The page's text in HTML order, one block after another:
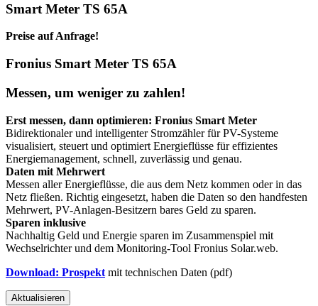
Smart Meter TS 65A
Preise auf Anfrage!
Fronius Smart Meter TS 65A
Messen, um weniger zu zahlen!
Erst messen, dann optimieren: Fronius Smart Meter
Bidirektionaler und intelligenter Stromzähler für PV-Systeme
visualisiert, steuert und optimiert Energieflüsse für effizientes
Energiemanagement, schnell, zuverlässig und genau.
Daten mit Mehrwert
Messen aller Energieflüsse, die aus dem Netz kommen oder in das
Netz fließen. Richtig eingesetzt, haben die Daten so den handfesten
Mehrwert, PV-Anlagen-Besitzern bares Geld zu sparen.
Sparen inklusive
Nachhaltig Geld und Energie sparen im Zusammenspiel mit
Wechselrichter und dem Monitoring-Tool Fronius Solar.web.
Download: Prospekt mit technischen Daten (pdf)